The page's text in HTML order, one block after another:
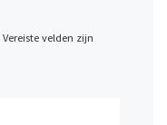
Vereiste velden zijn